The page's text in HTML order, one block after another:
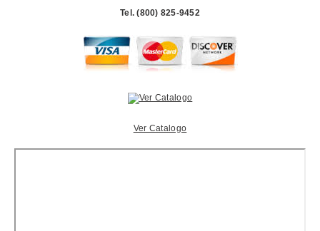
Tel. (800) 825-9452
Ver Catalogo